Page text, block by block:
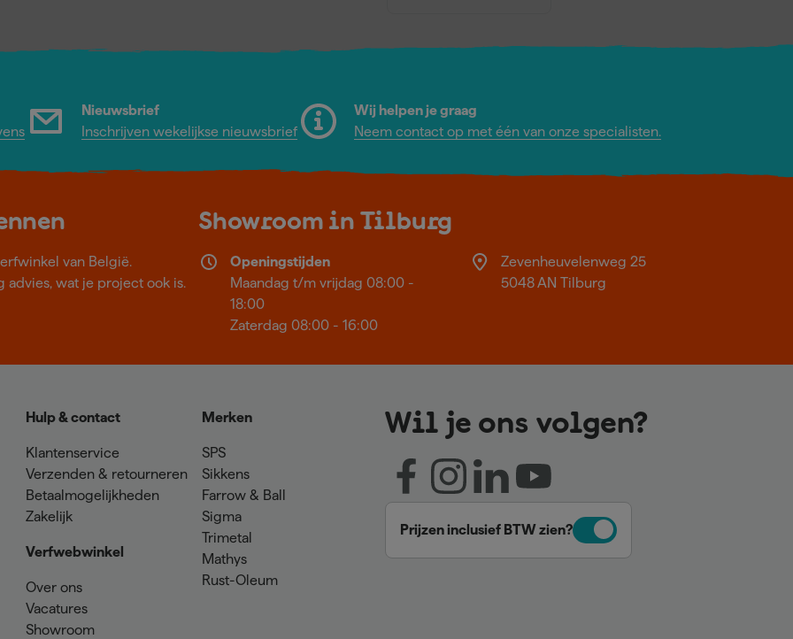
Nieuwsbrief
Inschrijven wekelijkse nieuwsbrief
Wij helpen je graag
Neem contact op met één van onze specialisten.
van België.
wat je project ook is.
Showroom in Tilburg
Openingstijden
Maandag t/m vrijdag 08:00 -
18:00
Zaterdag 08:00 - 16:00
Zevenheuvelenweg 25
5048 AN Tilburg
Hulp & contact
Klantenservice
Verzenden & retourneren
Betaalmogelijkheden
Zakelijk
Verfwebwinkel
Over ons
Vacatures
Showroom
Merken
SPS
Sikkens
Farrow & Ball
Sigma
Trimetal
Mathys
Rust-Oleum
Wil je ons volgen?
Prijzen inclusief BTW zien?